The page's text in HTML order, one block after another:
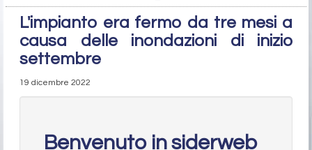
L'impianto era fermo da tre mesi a
causa delle inondazioni di inizio
settembre
19 dicembre 2022
Benvenuto in siderweb